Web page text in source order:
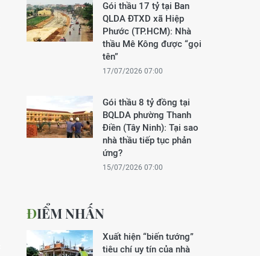
Gói thầu 17 tỷ tại Ban
QLDA ĐTXD xã Hiệp
Phước (TP.HCM): Nhà
thầu Mê Kông được “gọi
tên”
17/07/2026 07:00
Gói thầu 8 tỷ đồng tại
BQLDA phường Thanh
Điền (Tây Ninh): Tại sao
nhà thầu tiếp tục phản
ứng?
15/07/2026 07:00
ĐIỂM NHẤN
Xuất hiện “biến tướng”
tiêu chí uy tín của nhà